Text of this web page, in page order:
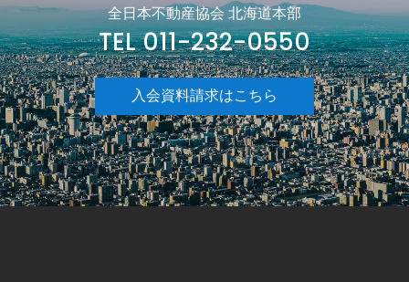
全日本不動産協会 北海道本部
TEL 011-232-0550
入会資料請求はこちら